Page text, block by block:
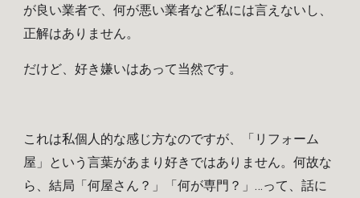
が良い業者で、何が悪い業者など私には言えないし、
正解はありません。
だけど、好き嫌いはあって当然です。
これは私個人的な感じ方なのですが、「リフォーム
屋」という言葉があまり好きではありません。何故な
ら、結局「何屋さん？」「何が専門？」…って、話に